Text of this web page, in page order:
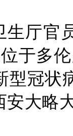
厅官
于多
型冠状
安大略